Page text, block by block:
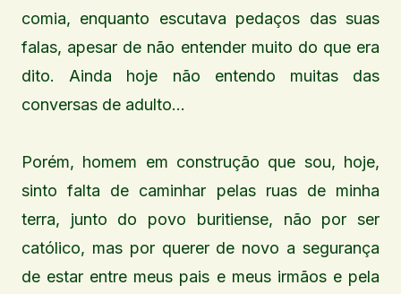
comia, enquanto escutava pedaços das suas
falas, apesar de não entender muito do que era
dito. Ainda hoje não entendo muitas das
conversas de adulto…
Porém, homem em construção que sou, hoje,
sinto falta de caminhar pelas ruas de minha
terra, junto do povo buritiense, não por ser
católico, mas por querer de novo a segurança
de estar entre meus pais e meus irmãos e pela